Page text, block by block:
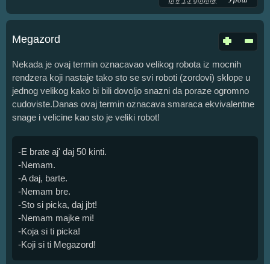
Megazord
Nekada je ovaj termin oznacavao velikog robota iz mocnih
rendzera koji nastaje tako sto se svi roboti (zordovi) sklope u
jednog velikog kako bi bili dovoljo snazni da poraze ogromno
cudoviste.Danas ovaj termin oznacava smaraca ekvivalentne
snage i velicine kao sto je veliki robot!
-E brate aj' daj 50 kinti.
-Nemam.
-A daj, barte.
-Nemam bre.
-Sto si picka, daj jbt!
-Nemam majke mi!
-Koja si ti picka!
-Koji si ti Megazord!